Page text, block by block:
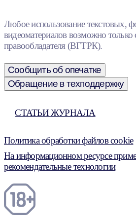
Любое использование текстовых,
видеоматериалов возможно только
правообладателя (ВГТРК).
Сообщить об опечатке
Обращение в техподдержку
СТАТЬИ ЖУРНАЛА
Политика обработки файлов cookie
На информационном ресурсе
рекомендательные технологии